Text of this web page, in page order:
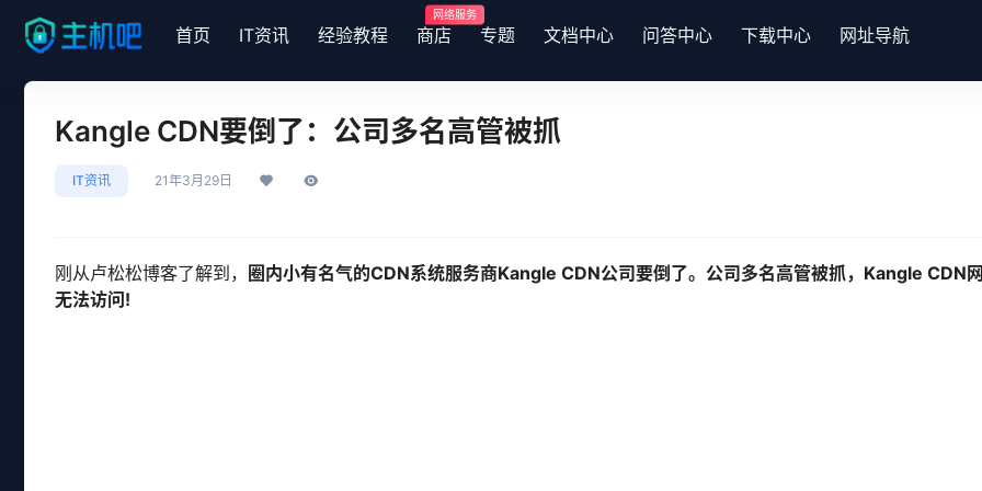
首页 IT资讯 经验教程 商店
网络服务
专题 文档中心 问答中心 下载中心 网址导航
Kangle CDN要倒了：公司多名高管被抓
IT资讯 21年3月29日
刚从卢松松博客了解到，
圈内小有名气的CDN系统服务商Kangle CDN公司要倒了。公司多名高管被抓，Kangle CDN
无法访问!